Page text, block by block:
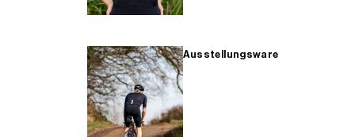
Ausstellungsware